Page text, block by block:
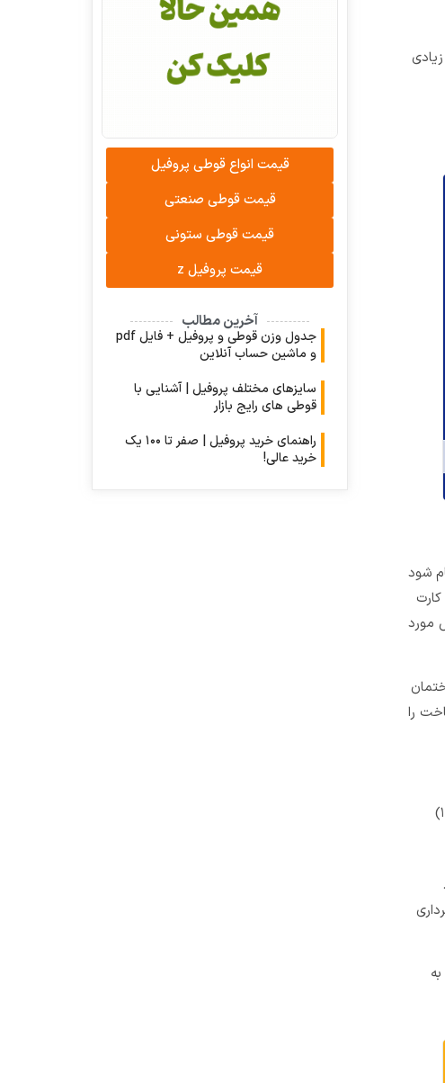
قیمت انواع قوطی پروفیل
قیمت قوطی صنعتی
قیمت قوطی ستونی
قیمت پروفیل z
آخرین مطالب
جدول وزن قوطی و پروفیل + فایل pdf
و ماشین حساب آنلاین
سایزهای مختلف پروفیل | آشنایی با
قوطی های رایج بازار
راهنمای خرید پروفیل | صفر تا ۱۰۰ یک
خرید عالی!
شود
مورد
را